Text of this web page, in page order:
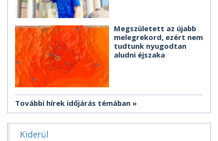
Megszületett az újabb
melegrekord, ezért nem
tudtunk nyugodtan
aludni éjszaka
További hírek időjárás témában
Kiderül